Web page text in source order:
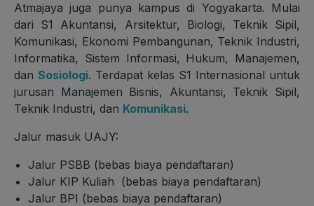
Atmajaya juga punya kampus di Yogyakarta. Mulai
dari S1 Akuntansi, Arsitektur, Biologi, Teknik Sipil,
Komunikasi, Ekonomi Pembangunan, Teknik Industri,
Informatika, Sistem Informasi, Hukum, Manajemen,
dan Sosiologi. Terdapat kelas S1 Internasional untuk
jurusan Manajemen Bisnis, Akuntansi, Teknik Sipil,
Teknik Industri, dan Komunikasi.
Jalur masuk UAJY:
Jalur PSBB (bebas biaya pendaftaran)
Jalur KIP Kuliah (bebas biaya pendaftaran)
Jalur BPI (bebas biaya pendaftaran)